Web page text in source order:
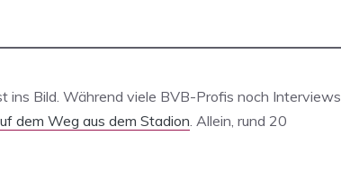
ins Bild. Während viele BVB-Profis noch Interviews
dem Weg aus dem Stadion. Allein, rund 20